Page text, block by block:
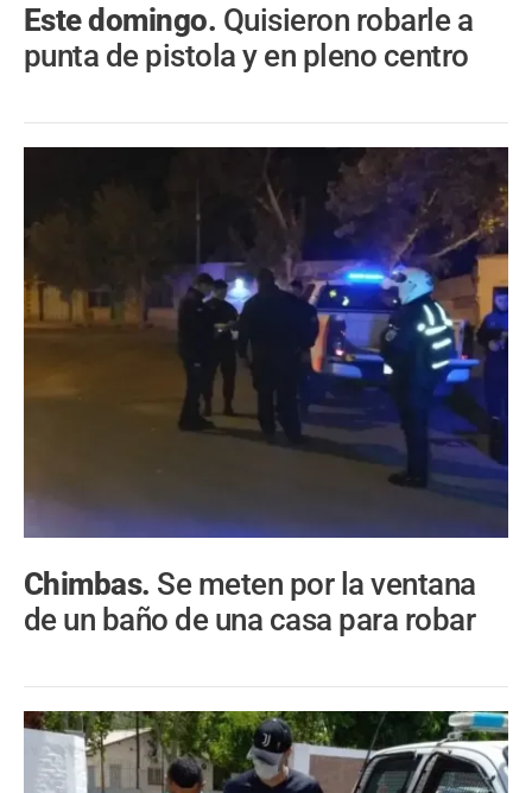
Este domingo. Quisieron robarle a
punta de pistola y en pleno centro
Chimbas. Se meten por la ventana
de un baño de una casa para robar